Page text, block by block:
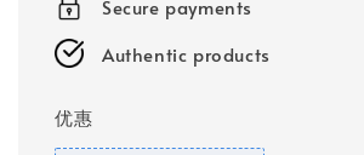
Secure payments
Authentic products
优惠